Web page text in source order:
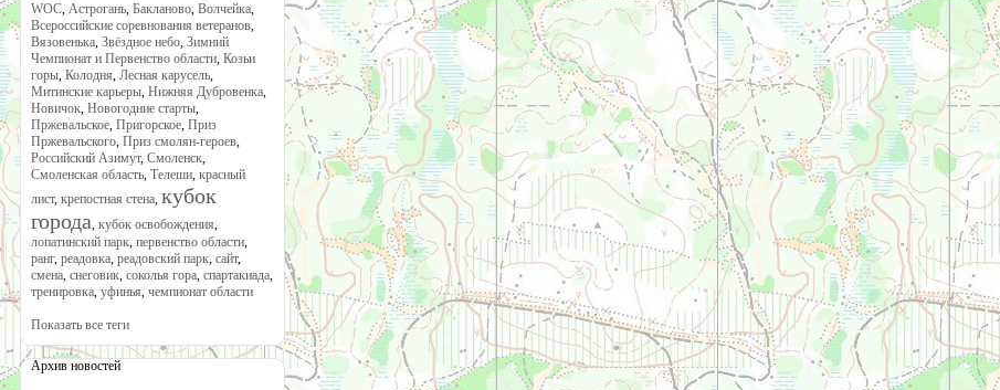
WOC, Астрогань, Бакланово, Волчейка,
Всероссийские соревнования ветеранов,
Вязовенька, Звёздное небо, Зимний
Чемпионат и Первенство области, Козьи
горы, Колодня, Лесная карусель,
Митинские карьеры, Нижняя Дубровенка,
Новичок, Новогодние старты,
Пржевальское, Пригорское, Приз
Пржевальского, Приз смолян-героев,
Российский Азимут, Смоленск,
Смоленская область, Телеши, красный
лист, крепостная стена, кубок
города, кубок освобождения,
лопатинский парк, первенство области,
ранг, реадовка, реадовский парк, сайт,
смена, снеговик, соколья гора, спартакиада,
тренировка, уфинья, чемпионат области
Показать все теги
Архив новостей